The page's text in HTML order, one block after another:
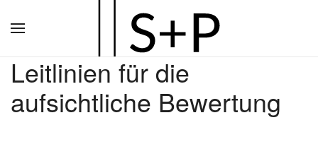
Hauptinhalt
springen
Leitlinien für die
aufsichtliche Bewertung